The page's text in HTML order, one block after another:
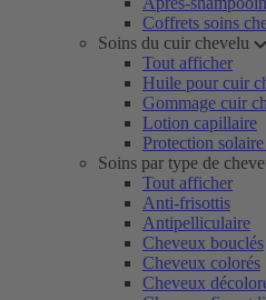
Coffrets soins
Soins du cuir chevelu
Tout afficher
Huile pour cuir
Gommage cuir
Lotion capillaire
Protection
Soins par type de
Tout afficher
Anti-frisottis
Antipelliculaire
Cheveux bouclés
Cheveux colorés
Cheveux